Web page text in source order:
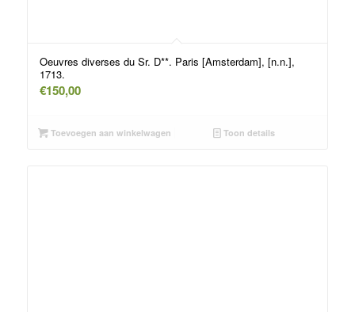
Oeuvres diverses du Sr. D**. Paris [Amsterdam], [n.n.],
1713.
€150,00
Toevoegen aan winkelwagen Toon details